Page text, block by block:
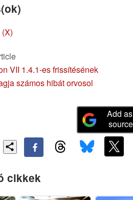
VII 1.4.1-es frissítésének
számos hibát orvosol
Add
cikkek